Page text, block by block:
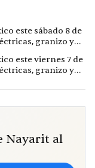
este sábado 8 de
granizo y
este viernes 7 de
granizo y
Nayarit al